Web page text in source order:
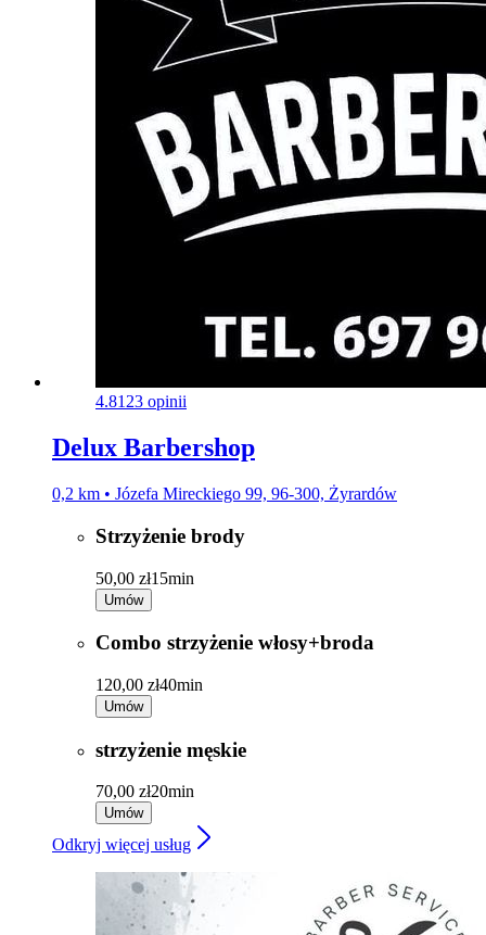
4.8123 opinii
Delux Barbershop
0,2 km • Józefa Mireckiego 99, 96-300, Żyrardów
Strzyżenie brody
50,00 zł15min
Umów
Combo strzyżenie włosy+broda
120,00 zł40min
Umów
strzyżenie męskie
70,00 zł20min
Umów
Odkryj więcej usług